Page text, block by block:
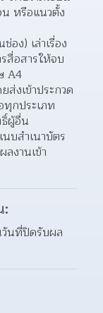
หรือแนวตั้ง
ง) เล่าเรื่อง
สื่อสารให้จบ
A4
ส่งเข้าประกวด
ทุกประเภท
ผู้อื่น
บสำเนาบัตร
งานเข้า
:
นที่ปิดรับผล